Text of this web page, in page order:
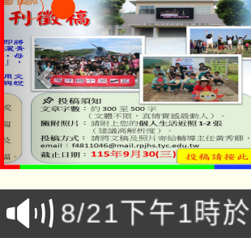
「本色祭」8/
場熱烈登場!
8/21下午1時